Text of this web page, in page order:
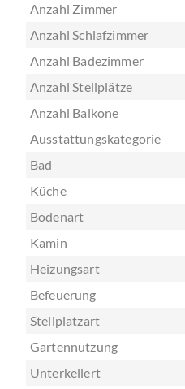
Anzahl Zimmer
Anzahl Schlafzimmer
Anzahl Badezimmer
Anzahl Stellplätze
Anzahl Balkone
Ausstattungskategorie
Bad
Küche
Bodenart
Kamin
Heizungsart
Befeuerung
Stellplatzart
Gartennutzung
Unterkellert